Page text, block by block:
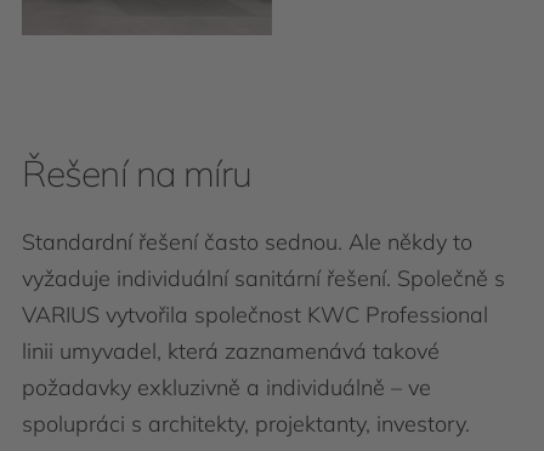
Řešení na míru
Standardní řešení často sednou. Ale někdy to
vyžaduje individuální sanitární řešení. Společně s
VARIUS vytvořila společnost KWC Professional
linii umyvadel, která zaznamenává takové
požadavky exkluzivně a individuálně – ve
spolupráci s architekty, projektanty, investory.